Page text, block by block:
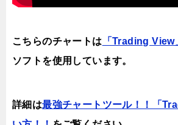
こちらのチャートは 「Trading View
ソフトを使用しています。
詳細は最強チャートツール！！「